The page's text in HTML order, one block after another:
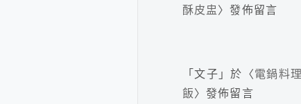
酥皮盅 〉發佈留言
「文子 」於〈電鍋料
飯〉發佈留言